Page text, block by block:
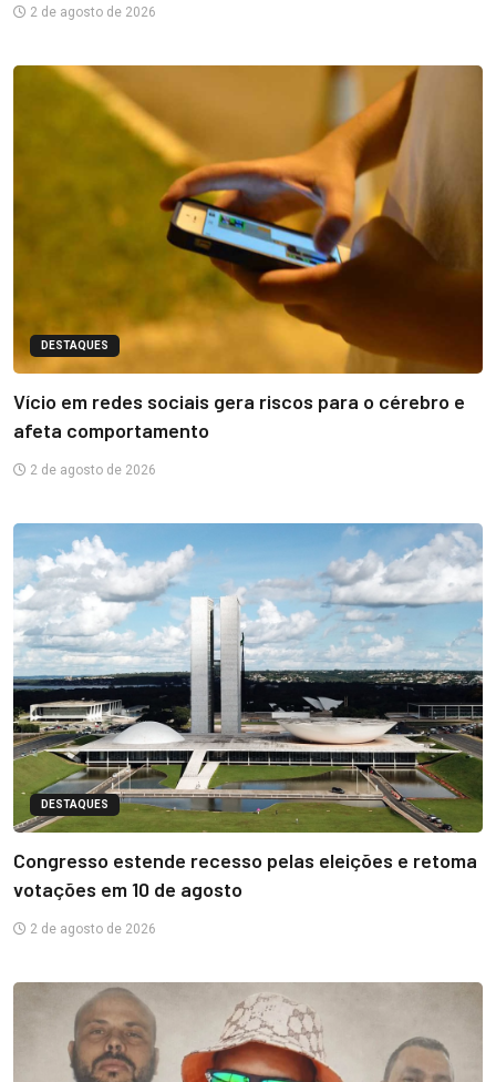
2 de agosto de 2026
DESTAQUES
Vício em redes sociais gera riscos para o cérebro e
afeta comportamento
2 de agosto de 2026
DESTAQUES
Congresso estende recesso pelas eleições e retoma
votações em 10 de agosto
2 de agosto de 2026